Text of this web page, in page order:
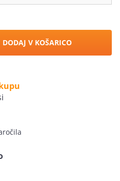
DODAJ V KOŠARICO